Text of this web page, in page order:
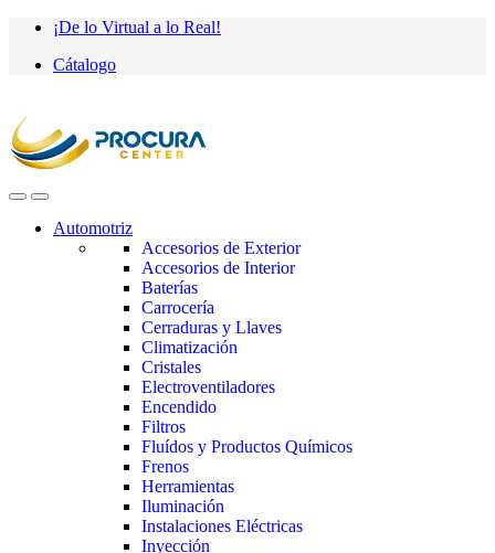
Saltar
navegación
saltar
contenido
¡De lo Virtual a lo Real!
Cátalogo
Automotriz
Accesorios de Exterior
Accesorios de Interior
Baterías
Carrocería
Cerraduras y Llaves
Climatización
Cristales
Electroventiladores
Encendido
Filtros
Fluídos y Productos Químicos
Frenos
Herramientas
Iluminación
Instalaciones Eléctricas
Inyección